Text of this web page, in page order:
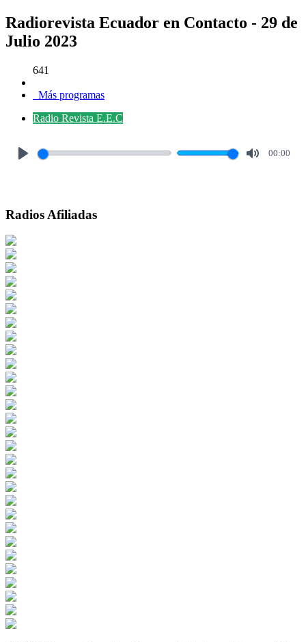
Radiorevista Ecuador en Contacto - 29 de
Julio 2023
641
Más programas
Radio Revista E.E.C
00:00
Radios Afiliadas